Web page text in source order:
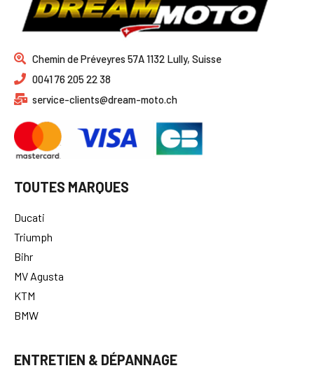
Chemin de Préveyres 57A 1132 Lully, Suisse
0041 76 205 22 38
service-clients@dream-moto.ch
TOUTES MARQUES
Ducati
Triumph
Bihr
MV Agusta
KTM
BMW
ENTRETIEN & DÉPANNAGE